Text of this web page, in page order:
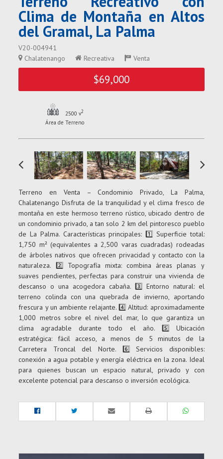
Clima de Montaña en Altos
del Gramal, La Palma
V20-004941
Chalatenango
Recreativa Venta
$69,000
2500 v2
Área de Terreno
Terreno en Venta – Condominio Privado, La Palma,
Chalatenango Disfruta de la tranquilidad y el clima fresco de
montaña en este hermoso terreno rústico, ubicado dentro de
un condominio privado, a tan solo 2 km del pintoresco pueblo
de La Palma. Características principales: 1️⃣ Superficie total:
1,750 m² (equivalentes a 2,500 varas cuadradas) rodeadas
de árboles nativos que ofrecen privacidad y contacto con la
naturaleza. 2️⃣ Topografía mixta: combina áreas planas y
suaves pendientes, perfectas para construir una vivienda de
descanso o una acogedora cabaña. 3️⃣ Entorno natural: el
terreno colinda con una quebrada de invierno, aportando
frescura y un ambiente relajante. 4️⃣ Altitud: aproximadamente
1,000 metros sobre el nivel del mar, lo que garantiza un
clima agradable durante todo el año. 5️⃣ Ubicación
estratégica: fácil acceso, a menos de 5 minutos de la
Carretera Troncal del Norte. 6️⃣ Servicios disponibles:
conexión a agua potable y energía eléctrica en la zona. Ideal
para quienes buscan un espacio natural, privado y con
excelente potencial para descanso o inversión ecológica.